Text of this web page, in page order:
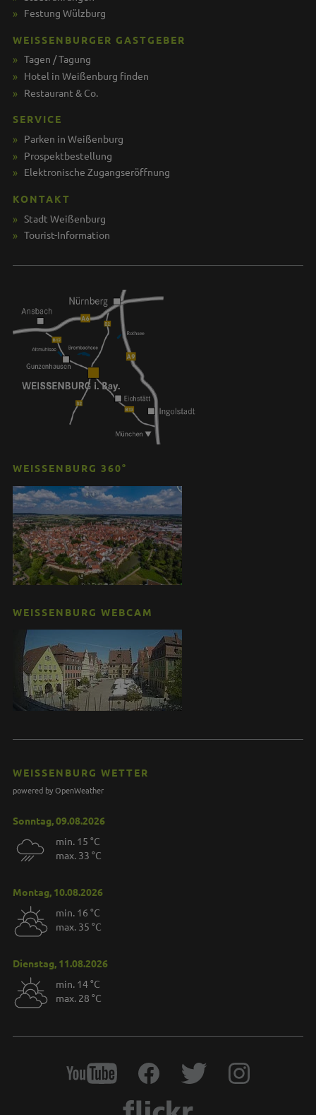
Festung Wülzburg
WEISSENBURGER GASTGEBER
Tagen / Tagung
Hotel in Weißenburg finden
Restaurant & Co.
SERVICE
Parken in Weißenburg
Prospektbestellung
Elektronische Zugangseröffnung
KONTAKT
Stadt Weißenburg
Tourist-Information
WEISSENBURG 360°
WEISSENBURG WEBCAM
WEISSENBURG WETTER
powered by OpenWeather
Sonntag, 09.08.2026
min. 15 °C
max. 33 °C
Montag, 10.08.2026
min. 16 °C
max. 35 °C
Dienstag, 11.08.2026
min. 14 °C
max. 28 °C